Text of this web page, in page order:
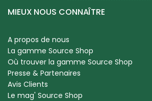
MIEUX NOUS CONNAÎTRE
A propos de nous
La gamme Source Shop
Où trouver la gamme Source Shop
Presse & Partenaires
Avis Clients
Le mag' Source Shop